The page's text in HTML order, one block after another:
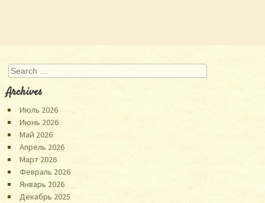
Search
Archives
Июль 2026
Июнь 2026
Май 2026
Апрель 2026
Март 2026
Февраль 2026
Январь 2026
Декабрь 2025